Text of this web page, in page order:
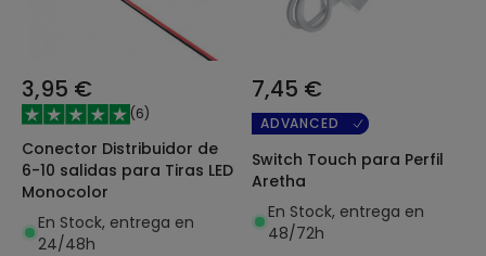
3,95 €
(6)
Conector Distribuidor de
6-10 salidas para Tiras LED
Monocolor
En Stock, entrega en
24/48h
7,45 €
ADVANCED
Switch Touch para Perfil
Aretha
En Stock, entrega en
48/72h